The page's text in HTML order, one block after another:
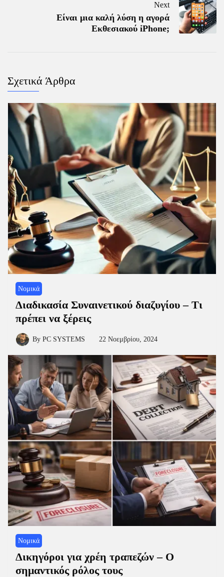
Next
Είναι μια καλή λύση η αγορά
Εκθεσιακού iPhone;
Σχετικά Άρθρα
Νομικά
Διαδικασία Συναινετικού διαζυγίου – Τι
πρέπει να ξέρεις
By PC SYSTEMS 22 Νοεμβρίου, 2024
Νομικά
Δικηγόροι για χρέη τραπεζών – Ο
σημαντικός ρόλος τους